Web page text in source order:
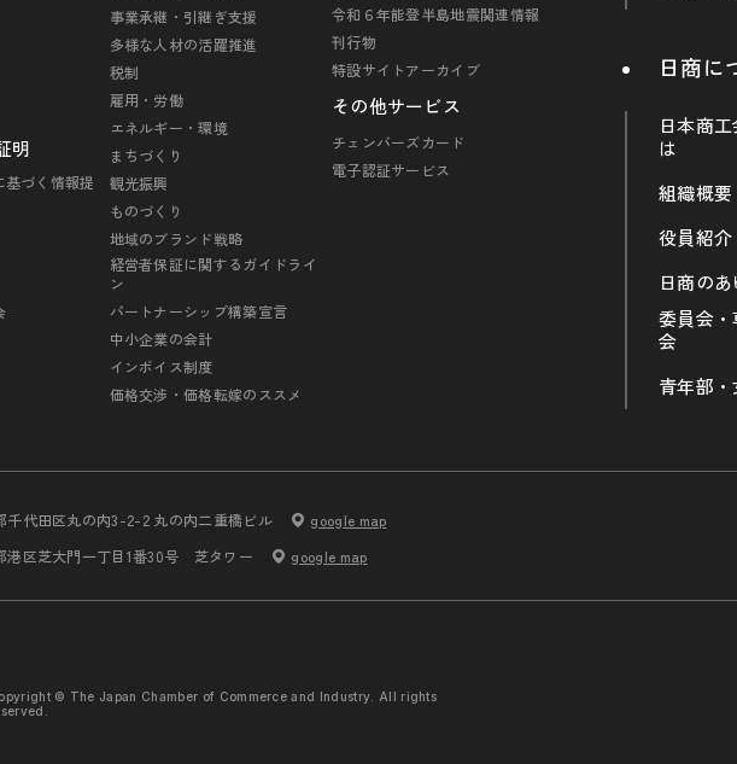
明
づく情報提
事業承継・引継ぎ支援
多様な人材の活躍推進
税制
雇用・労働
エネルギー・環境
まちづくり
観光振興
ものづくり
地域のブランド戦略
経営者保証に関するガイドライ
ン
パートナーシップ構築宣言
中小企業の会計
インボイス制度
価格交渉・価格転嫁のススメ
令和６年能登半島地震関連情報
刊行物
特設サイトアーカイブ
その他サービス
チェンバーズカード
電子認証サービス
日商に
日本商
は
組織概要
役員紹介
日商の
委員会・
会
青年部
千代田区丸の内3-2-2 丸の内二重橋ビル google map
港区芝大門一丁目1番30号 芝タワー google map
© The Japan Chamber of Commerce and Industry. All rights